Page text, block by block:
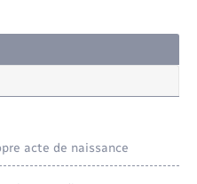
acte de naissance